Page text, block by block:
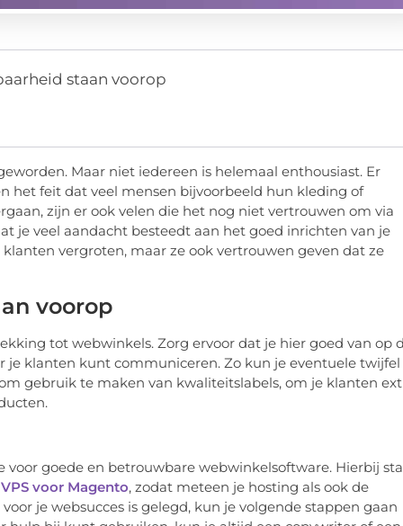
staan voorop
Maar niet iedereen is helemaal enthousiast. Er
het feit dat veel mensen bijvoorbeeld hun kleding of
zijn er ook velen die het nog niet vertrouwen om via
je veel aandacht besteedt aan het goed inrichten van je
vergroten, maar ze ook vertrouwen geven dat ze
voorop
tot webwinkels. Zorg ervoor dat je hier goed van op
je klanten kunt communiceren. Zo kun je eventuele twijfel
gebruik te maken van kwaliteitslabels, om je klanten
voor goede en betrouwbare webwinkelsoftware. Hierbij
VPS voor Magento, zodat meteen je hosting als ook de
je websucces is gelegd, kun je volgende stappen gaan